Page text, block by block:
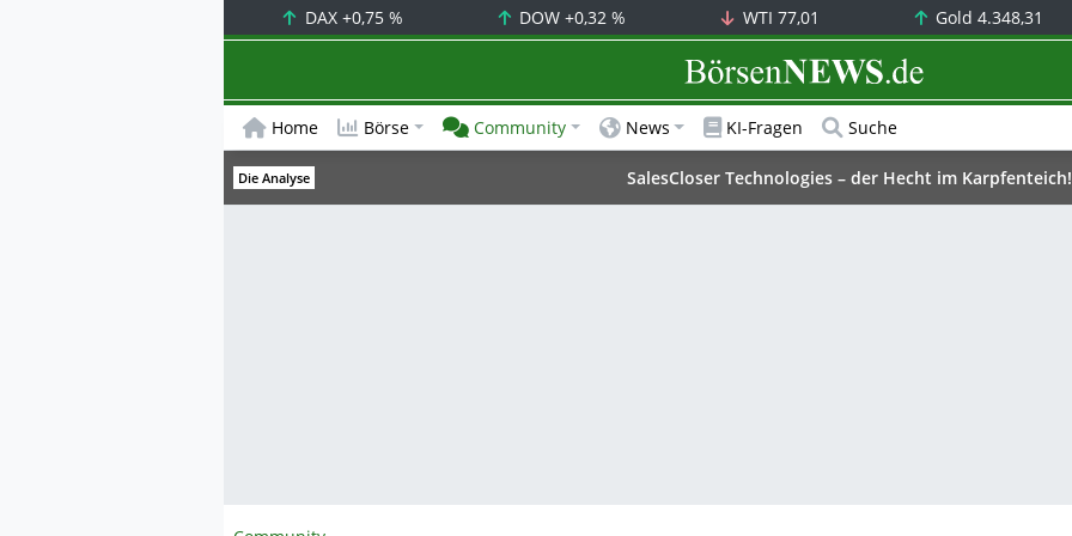
DAX +0,75 % DOW+0,32 % WTI 77,01 Gold4.348,31
BörsenNEWS.de
Home Börse Community News KI-Fragen Suche
Die Analyse SalesCloser Technologies – der Hecht im Karpfenteich!